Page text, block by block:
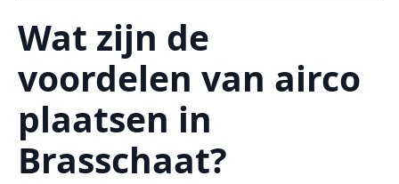
Wat zijn de
voordelen van airco
plaatsen in
Brasschaat?